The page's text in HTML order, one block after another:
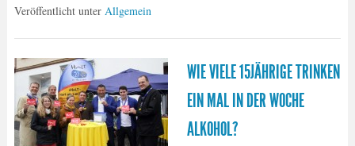
Veröffentlicht unter Allgemein
WIE VIELE 15JÄHRIGE TRINKEN
EIN MAL IN DER WOCHE
ALKOHOL?